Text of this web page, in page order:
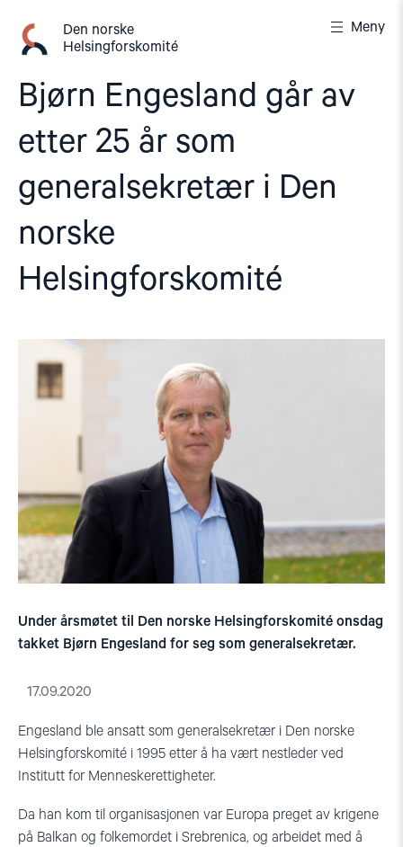
innhold
Den norske
Helsingforskomité
Meny
Bjørn Engesland går av
etter 25 år som
generalsekretær i Den
norske
Helsingforskomité
Under årsmøtet til Den norske Helsingforskomité onsdag
takket Bjørn Engesland for seg som generalsekretær.
17.09.2020
Engesland ble ansatt som generalsekretær i Den norske
Helsingforskomité i 1995 etter å ha vært nestleder ved
Institutt for Menneskerettigheter.
Da han kom til organisasjonen var Europa preget av krigene
på Balkan og folkemordet i Srebrenica, og arbeidet med å